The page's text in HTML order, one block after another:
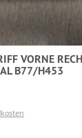
VORNE
B77/H453